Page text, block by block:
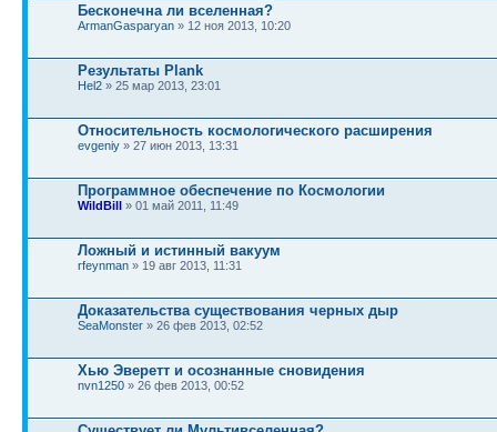
Бесконечна ли вселенная?
ArmanGasparyan » 12 ноя 2013, 10:20
Результаты Plank
Hel2 » 25 мар 2013, 23:01
Относительность космологического расширения
evgeniy » 27 июн 2013, 13:31
Программное обеспечение по Космологии
WildBill » 01 май 2011, 11:49
Ложный и истинный вакуум
rfeynman » 19 авг 2013, 11:31
Доказательства существования черных дыр
SeaMonster » 26 фев 2013, 02:52
Хью Эверетт и осознанные сновидения
nvn1250 » 26 фев 2013, 00:52